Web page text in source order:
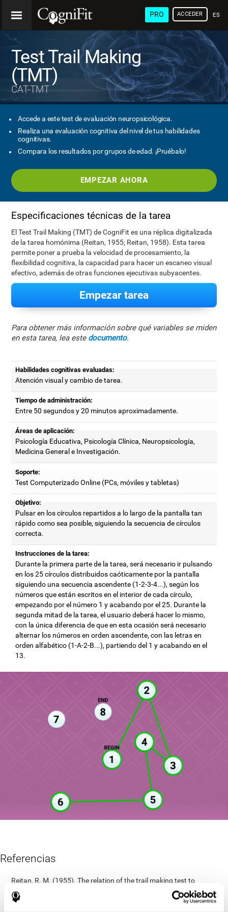
PRO ACCEDER
Test Trail Making
(TMT)
CAT-TMT
Accede a este test de evaluación neuropsicológica.
Realiza una evaluación cognitiva del nivel de tus habilidades
cognitivas.
Compara los resultados por grupos de edad. ¡Pruébalo!
EMPEZAR AHORA
Especificaciones técnicas de la tarea
El Test Trail Making (TMT) de CogniFit es una réplica digitalizada
de la tarea homónima (Reitan, 1955; Reitan, 1958). Esta tarea
permite poner a prueba la velocidad de procesamiento, la
flexibilidad cognitiva, la capacidad para hacer un escaneo visual
efectivo, además de otras funciones ejecutivas subyacentes.
Empezar tarea
Para obtener más información sobre qué variables se miden
en esta tarea, lea este documento.
Habilidades cognitivas evaluadas:
Atención visual y cambio de tarea.
Tiempo de administración:
Entre 50 segundos y 20 minutos aproximadamente.
Áreas de aplicación:
Psicología Educativa, Psicología Clínica, Neuropsicología,
Medicina General e Investigación.
Soporte:
Test Computerizado Online (PCs, móviles y tabletas)
Objetivo:
Pulsar en los círculos repartidos a lo largo de la pantalla tan
rápido como sea posible, siguiendo la secuencia de círculos
correcta.
Instrucciones de la tarea:
Durante la primera parte de la tarea, será necesario ir pulsando
en los 25 círculos distribuidos caóticamente por la pantalla
siguiendo una secuencia ascendente (1-2-3-4...), según los
números que están escritos en el interior de cada círculo,
empezando por el número 1 y acabando por el 25. Durante la
segunda mitad de la tarea, el usuario deberá hacer lo mismo,
con la única diferencia de que en esta ocasión será necesario
alternar los números en orden ascendente, con las letras en
orden alfabético (1-A-2-B...), partiendo del 1 y acabando en el
13.
Referencias
Reitan, R. M. (1955). The relation of the trail making test to
organic brain damage. Journal of Consulting Psychology
Reitan, R. M. (1958). Validity of the Trail Making test as an